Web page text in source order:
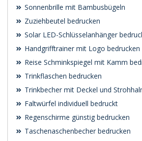
Sonnenbrille mit Bambusbügeln
Zuziehbeutel bedrucken
Solar LED-Schlüsselanhänger
Handgrifftrainer mit Logo bedrucken
Reise Schminkspiegel mit Kamm
Trinkflaschen bedrucken
Trinkbecher mit Deckel und
Faltwürfel individuell bedruckt
Regenschirme günstig bedrucken
Taschenaschenbecher bedrucken